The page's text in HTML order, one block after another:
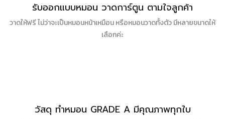
รับออกแบบหมอน วาดการ์ตูน ตามใจลูกค้า
วาดให้ฟรี ไม่ว่าจะเป็นหมอนหน้าเหมือน หรือหมอนวาดทั้งตัว มีหลายขนาดให้
เลือกค่ะ
วัสดุ ทำหมอน GRADE A มีคุณภาพทุกใบ